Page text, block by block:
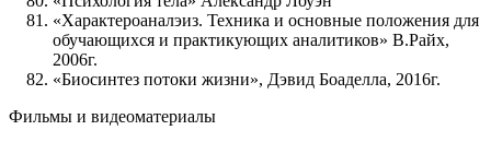
«Характероаналэиз. Техника и основные положения для
обучающихся и практикующих аналитиков» В.Райх,
2006г.
«Биосинтез потоки жизни», Дэвид Боаделла, 2016г.
Фильмы и видеоматериалы